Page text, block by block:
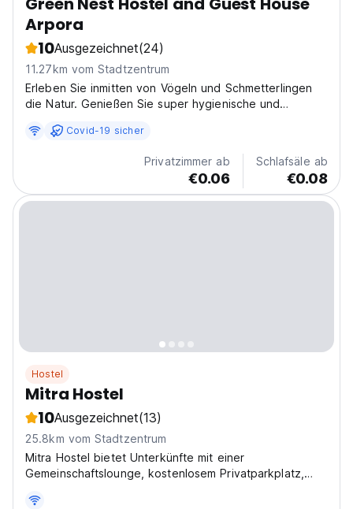
Arpora
10Ausgezeichnet(24)
11.27km vom Stadtzentrum
Erleben Sie inmitten von Vögeln und Schmetterlingen
die Natur. Genießen Sie super hygienische und
Covid-19 sicher
Privatzimmer ab
€0.06
Schlafsäle ab
€0.08
Hostel
Mitra Hostel
10Ausgezeichnet(13)
25.8km vom Stadtzentrum
Mitra Hostel bietet Unterkünfte mit einer
Gemeinschaftslounge, kostenlosem Privatparkplatz,